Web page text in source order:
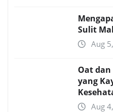
Sulit
Aug
Oat
yang
Aug